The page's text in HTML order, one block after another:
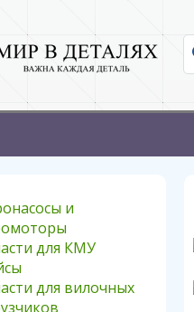
и
для КМУ
для вилочных